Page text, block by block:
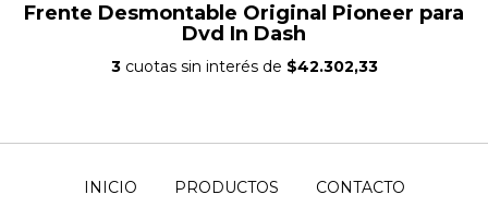
Frente Desmontable Original Pioneer para
Dvd In Dash
3cuotas sin interés de $42.302,33
INICIO PRODUCTOS CONTACTO